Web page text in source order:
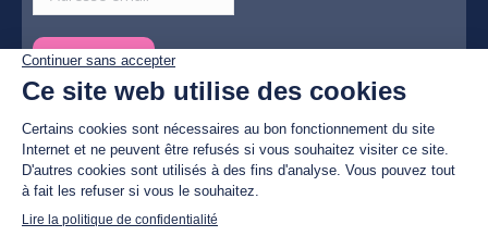
© By Poush | Photos by © Christian Fulster, Tous droits
réservés
Politique de confidentialité